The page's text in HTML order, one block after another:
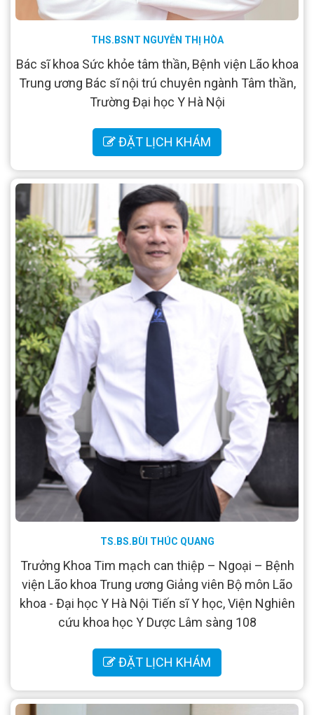
THS.BSNT NGUYỄN THỊ HÒA
Bác sĩ khoa Sức khỏe tâm thần, Bệnh viện Lão khoa
Trung ương Bác sĩ nội trú chuyên ngành Tâm thần,
Trường Đại học Y Hà Nội
ĐẶT LỊCH KHÁM
TS.BS.BÙI THÚC QUANG
Trưởng Khoa Tim mạch can thiệp – Ngoại – Bệnh
viện Lão khoa Trung ương Giảng viên Bộ môn Lão
khoa - Đại học Y Hà Nội Tiến sĩ Y học, Viện Nghiên
cứu khoa học Y Dược Lâm sàng 108
ĐẶT LỊCH KHÁM